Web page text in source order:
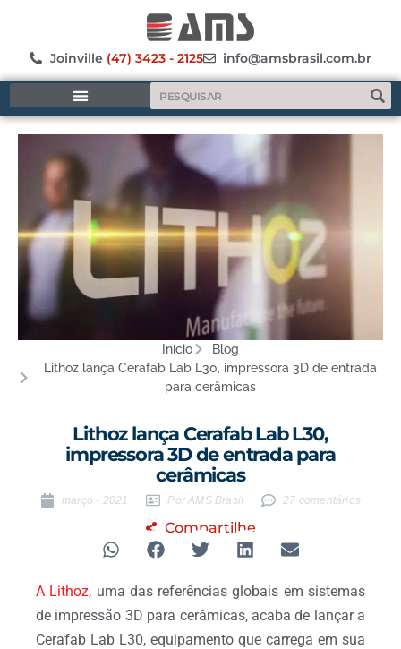
Joinville (47) 3423 - 2125 info@amsbrasil.com.br
Início
Blog
Lithoz lança Cerafab Lab L30, impressora 3D de entrada
para cerâmicas
Lithoz lança Cerafab Lab L30,
impressora 3D de entrada para
cerâmicas
março - 2021 Por AMS Brasil 27 comentários
Compartilhe
A Lithoz, uma das referências globais em sistemas
de impressão 3D para cerâmicas, acaba de lançar a
Cerafab Lab L30, equipamento que carrega em sua